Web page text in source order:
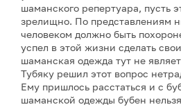
шаманского репертуара, пусть
зрелищно. По представлениям
человеком должно быть
успел в этой жизни сделать
шаманская одежда тут не
Тубяку решил этот вопрос
Ему пришлось расстаться и с
шаманской одежды бубен нельзя